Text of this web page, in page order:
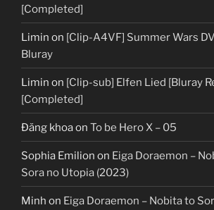
[Completed]
Limin on [Clip-A4VF] Summer Wars
Bluray
Limin on [Clip-sub] Elfen Lied [Bluray
[Completed]
Đăng khoaon To be Hero X – 05
Sophia Emilion on Eiga Doraemon –
Sora no Utopia (2023)
Minh on Eiga Doraemon – Nobita to